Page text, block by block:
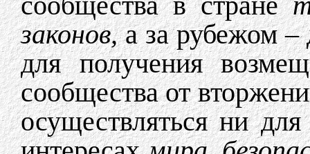
законов,а за рубежом –
для получения
сообщества от
осуществляться ни